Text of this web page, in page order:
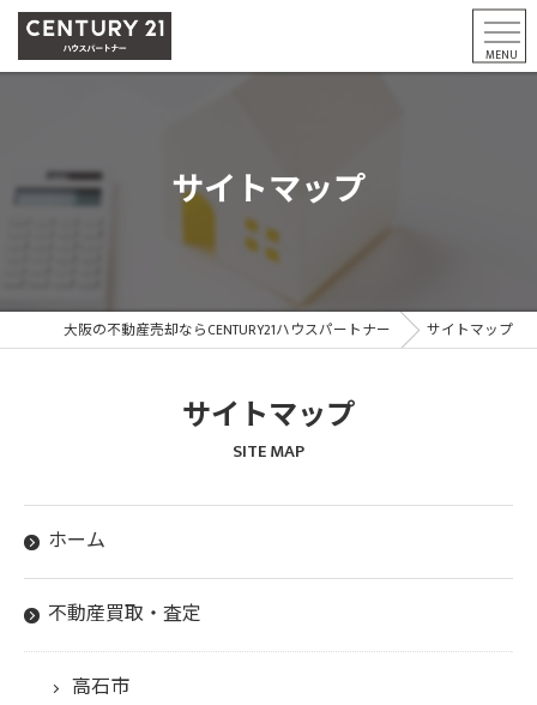
サイトマップ
大阪の不動産売却ならCENTURY21ハウスパートナー サイトマップ
SITE MAP
サイトマップ
ホーム
不動産買取・査定
高石市